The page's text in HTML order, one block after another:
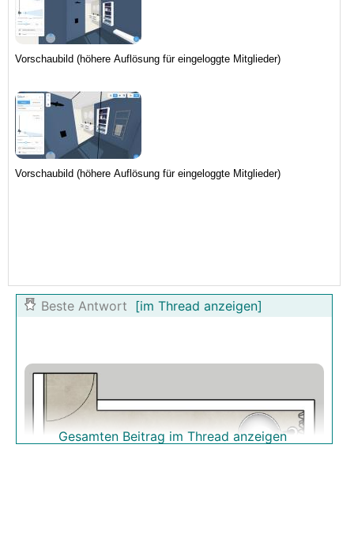
Beste Antwort [im Thread anzeigen]
Gesamten Beitrag im Thread anzeigen